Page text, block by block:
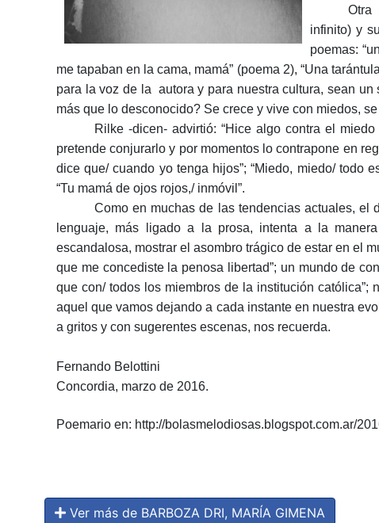
Otra
infinito) y
poemas:
me tapaban en la cama, mamá” (poema 2), “Una
para la voz de la autora y para nuestra cultura, sean
más que lo desconocido? Se crece y vive con miedos,
Rilke -dicen- advirtió: “Hice algo contra el
pretende conjurarlo y por momentos lo contrapone en
dice que/ cuando yo tenga hijos”; “Miedo, miedo/ todo
“Tu mamá de ojos rojos,/ inmóvil”.
Como en muchas de las tendencias actuales, el
lenguaje, más ligado a la prosa, intenta a la
escandalosa, mostrar el asombro trágico de estar en el
que me concediste la penosa libertad”; un mundo de
que con/ todos los miembros de la institución
aquel que vamos dejando a cada instante en nuestra
a gritos y con sugerentes escenas, nos recuerda.
Fernando Belottini
Concordia, marzo de 2016.
Poemario en: http://bolasmelodiosas.blogspot.com.ar/
Ver más de BARBOZA DRI, MARÍA GIMENA